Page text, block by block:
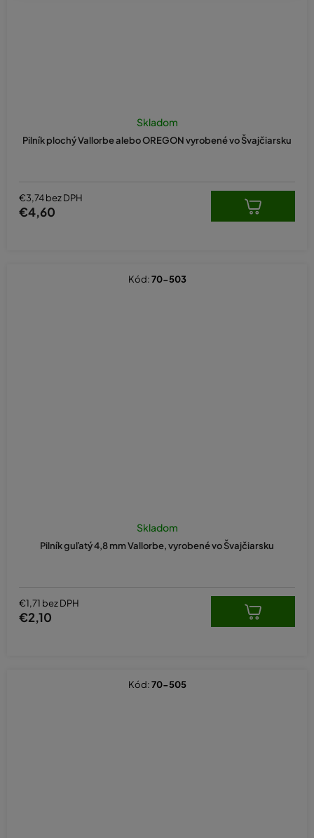
Pilník plochý Vallorbe alebo OREGON vyrobené vo Švajčiarsku
Skladom
€3,74 bez DPH
€4,60
Pilník guľatý 4,8 mm Vallorbe, vyrobené vo Švajčiarsku
Skladom
€1,71 bez DPH
€2,10
Kód:70-503
Kód:70-505